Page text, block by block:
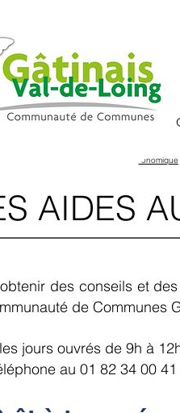
Actualité économique
AIDES
des conseils et
de Communes
jours ouvrés de 9h à
au 01 82 34 00